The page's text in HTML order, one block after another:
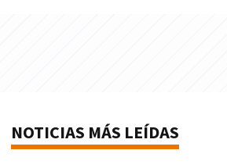
NOTICIAS MÁS LEÍDAS